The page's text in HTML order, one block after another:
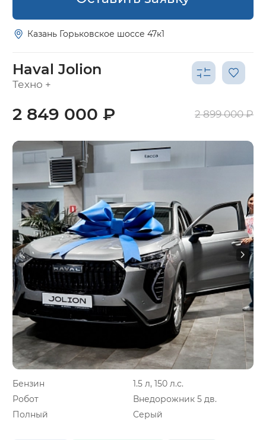
Казань Горьковское шоссе 47к1
Haval Jolion
Техно +
Бензин
1.5 л, 150 л.с.
Робот
Внедорожник 5 дв.
Полный
Серый
2 849 000 ₽ 2 899 000 ₽